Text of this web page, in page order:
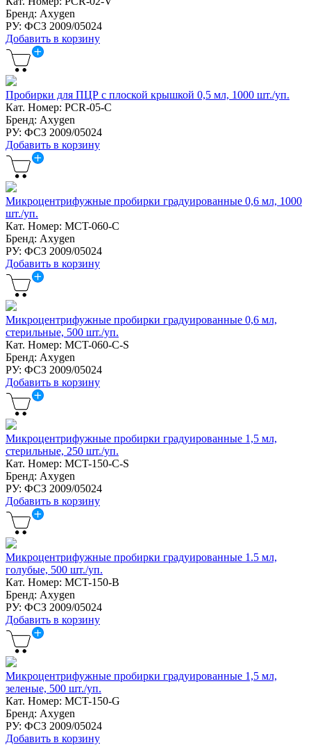
Бренд: Axygen
РУ: ФСЗ 2009/05024
Добавить в корзину
Пробирки для ПЦР с плоской крышкой 0,5 мл, 1000 шт./уп.
Кат. Номер: PCR-05-C
Бренд: Axygen
РУ: ФСЗ 2009/05024
Добавить в корзину
Микроцентрифужные пробирки градуированные 0,6 мл, 1000
шт./уп.
Кат. Номер: MCT-060-C
Бренд: Axygen
РУ: ФСЗ 2009/05024
Добавить в корзину
Микроцентрифужные пробирки градуированные 0,6 мл,
стерильные, 500 шт./уп.
Кат. Номер: MCT-060-C-S
Бренд: Axygen
РУ: ФСЗ 2009/05024
Добавить в корзину
Микроцентрифужные пробирки градуированные 1,5 мл,
стерильные, 250 шт./уп.
Кат. Номер: MCT-150-C-S
Бренд: Axygen
РУ: ФСЗ 2009/05024
Добавить в корзину
Микроцентрифужные пробирки градуированные 1.5 мл,
голубые, 500 шт./уп.
Кат. Номер: MCT-150-B
Бренд: Axygen
РУ: ФСЗ 2009/05024
Добавить в корзину
Микроцентрифужные пробирки градуированные 1,5 мл,
зеленые, 500 шт./уп.
Кат. Номер: MCT-150-G
Бренд: Axygen
РУ: ФСЗ 2009/05024
Добавить в корзину